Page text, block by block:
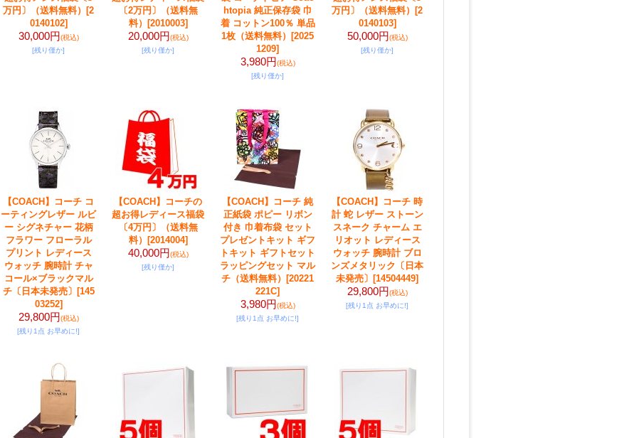
万円〕（送料無料）
[2
0140102]
30,000円(税込)
[残り僅か]
〔2万円〕（送料無
料）
[2010003]
20,000円(税込)
[残り僅か]
htopia 純正保存袋 巾
着 コットン100％ 単品
1枚（送料無料）
[2025
1209]
3,980円(税込)
[残り僅か]
万円〕（送料無料）
[2
0140103]
50,000円(税込)
[残り僅か]
【COACH】コーチ コ
ーティングレザー ルビ
ー シグネチャー 花柄
フラワー フローラル
プリント レディース
ウォッチ 腕時計 チャ
コール×ブラックマル
チ〔日本未発売〕 [145
03252]
29,800円(税込)
[残り1点 お早めに!]
【COACH】コーチの
超お得レディース福袋
〔4万円〕（送料無
料）
[2014004]
40,000円(税込)
[残り僅か]
【COACH】コーチ 純
正紙袋 ポピー リボン
付き 巾着布袋 セット
プレゼントキット ギフ
トキット ギフトセット
ラッピングセット マル
チ（送料無料）
[20221
221C]
3,980円(税込)
[残り1点 お早めに!]
【COACH】コーチ 時
計 蛇 レザー ストーン
スネーク チャーム エ
リオット レディース
ウォッチ 腕時計 ブロ
ンズメタリック〔日本
未発売〕 [14504449]
29,800円(税込)
[残り1点 お早めに!]